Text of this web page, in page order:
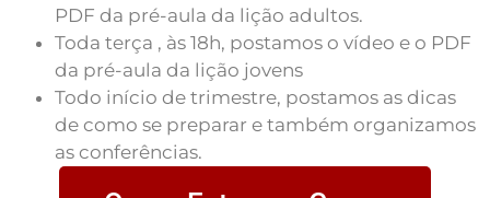
PDF da pré-aula da lição adultos.
Toda terça , às 18h, postamos o vídeo e o PDF
da pré-aula da lição jovens
Todo início de trimestre, postamos as dicas
de como se preparar e também organizamos
as conferências.